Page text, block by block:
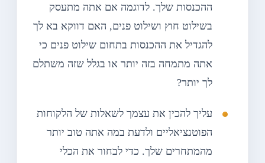
ההכנסות שלך. לדוגמה אם אתה מתעסק
בשילוט חוץ ושילוט פנים, האם דווקא בא לך
להגדיל את ההכנסות בתחום שילוט פנים כי
אתה מתמחה בזה יותר או בגלל שזה משתלם
לך יותר?
עליך להכין את עצמך לשאלות של הלקוחות
הפוטנציאליים ולדעת במה אתה טוב יותר
מהמתחרים שלך. כדי לבחור את הכלי